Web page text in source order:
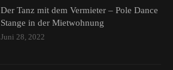
Der Tanz mit dem Vermieter – Pole Dance
Stange in der Mietwohnung
Juni 28, 2022